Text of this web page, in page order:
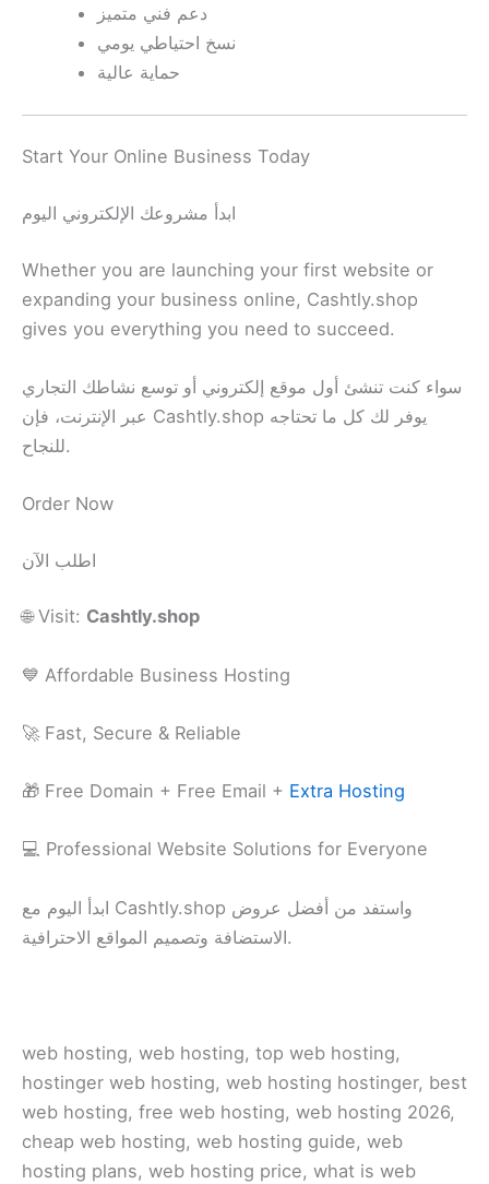
دعم فني متميز
نسخ احتياطي يومي
حماية عالية
Start Your Online Business Today
ابدأ مشروعك الإلكتروني اليوم
Whether you are launching your first website or
expanding your business online, Cashtly.shop
gives you everything you need to succeed.
سواء كنت تنشئ أول موقع إلكتروني أو توسع نشاطك التجاري
عبر الإنترنت، فإن Cashtly.shop يوفر لك كل ما تحتاجه
للنجاح.
Order Now
اطلب الآن
🌐 Visit: Cashtly.shop
💙 Affordable Business Hosting
🚀 Fast, Secure & Reliable
🎁 Free Domain + Free Email + Extra Hosting
💻 Professional Website Solutions for Everyone
ابدأ اليوم مع Cashtly.shop واستفد من أفضل عروض
الاستضافة وتصميم المواقع الاحترافية.
web hosting, web hosting​, top web hosting,
hostinger web hosting, web hosting hostinger, best
web hosting, free web hosting, web hosting 2026,
cheap web hosting, web hosting guide, web
hosting plans, web hosting price, what is web